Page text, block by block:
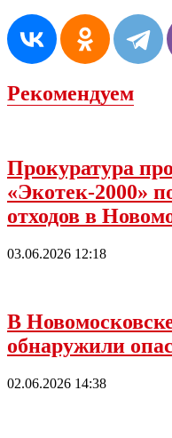
Рекомендуем
Прокуратура
«Экотек-2000»
отходов в
03.06.2026 12:18
В
обнаружили
02.06.2026 14:38